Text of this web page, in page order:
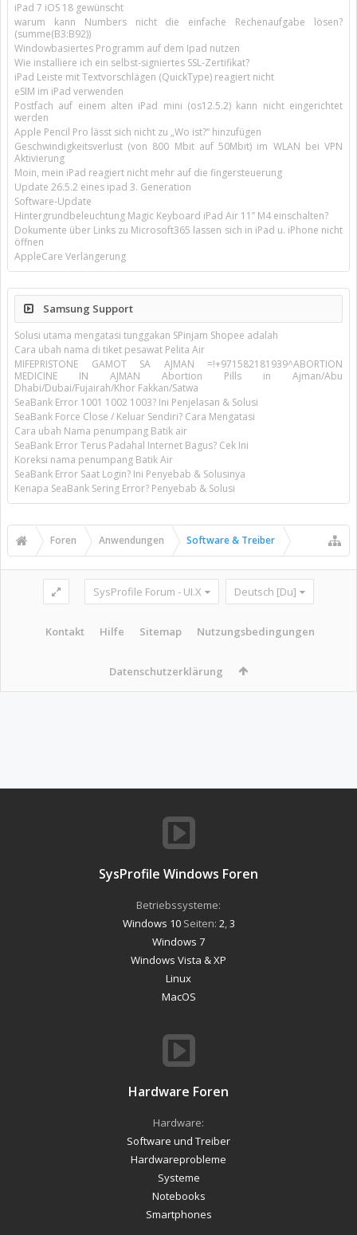
iPad 7 iOS 18 gewünscht
warum kann Numbers nicht die einfache Rechenaufgabe lösen?
(summe(B3:B92))
Windowbasiertes Programm auf dem Ipad nutzen
Wie installiere ich ein selbst-signiertes SSL-Zertifikat?
iPad Leiste mit Textvorschlägen (QuickType) reagiert nicht
eSIM im iPad verwenden
Postfach auf einem alten iPad mini (os12.5.2) kann nicht eingerichtet
werden
Apple Pencil Pro lässt sich nicht zu „Wo ist?“ hinzufügen
Geschwindigkeitsverlust (von 800 Mbit auf 50Mbit) im WLAN bei VPN
Aktivierung
Moin, mein iPad reagiert nicht mehr auf die fingersteuerung
Update 26.5.2 eines ipad 3. Generation
Software-Update
Hintergrundbeleuchtung Magic Keyboard iPad Air 11’’ M4 einschalten?
Dokumente über Links zu Microsoft365 lassen sich in iPad u. iPhone nicht
öffnen
AppleCare Verlängerung
Samsung Support
Solusi utama mengatasi tunggakan SPinjam Shopee adalah
Cara ubah nama di tiket pesawat Pelita Air
MIFEPRISTONE GAMOT SA AJMAN =!+971582181939^ABORTION
MEDICINE IN AJMAN Abortion Pills in Ajman/Abu
Dhabi/Dubai/Fujairah/Khor Fakkan/Satwa
SeaBank Error 1001 1002 1003? Ini Penjelasan & Solusi
SeaBank Force Close / Keluar Sendiri? Cara Mengatasi
Cara ubah Nama penumpang Batik air
SeaBank Error Terus Padahal Internet Bagus? Cek Ini
Koreksi nama penumpang Batik Air
SeaBank Error Saat Login? Ini Penyebab & Solusinya
Kenapa SeaBank Sering Error? Penyebab & Solusi
Foren Anwendungen Software & Treiber
SysProfile Forum - UI.X Deutsch [Du]
Kontakt Hilfe Sitemap Nutzungsbedingungen
Datenschutzerklärung
SysProfile Windows Foren
Betriebssysteme:
Windows 10Seiten: 2 3
Windows 7
Windows Vista & XP
Linux
MacOS
Hardware Foren
Hardware:
Software und Treiber
Hardwareprobleme
Systeme
Notebooks
Smartphones